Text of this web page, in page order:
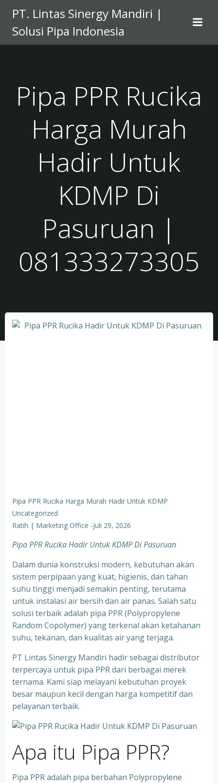
to
content
PT. Lintas Sinergy Mandiri |
Solusi Pipa Indonesia
Pipa PPR Rucika
Harga Murah
Hadir Untuk
KDMP Di
Pasuruan |
081333273305
Pipa PPR Rucika Harga Murah Hadir Untuk KDMP
Uncategorized
Ratih | Marketing Office -Juli 29, 2026
Pipa PPR Rucika Hadir Untuk KDMP Di Pasuruan
Dalam dunia konstruksi modern, kebutuhan akan
sistem perpipaan yang kuat, higienis, dan tahan
suhu tinggi menjadi semakin penting, terutama
untuk instalasi air bersih dan air panas. Salah satu
solusi terbaik adalah pipa PPR (Polypropylene
Random Copolymer) yang terkenal akan ketahanan
suhu, tekanan, dan kualitas air yang terjaga.
PT Lintas Sinergy Mandiri hadir sebagai distributor
terpercaya untuk pipa PPR dari berbagai merek
ternama. Kami siap melayani kebutuhan proyek
besar maupun kecil dengan harga kompetitif dan
pelayanan terbaik.
Apa itu Pipa PPR?
Pipa PPR adalah pipa berbahan Polypropylene